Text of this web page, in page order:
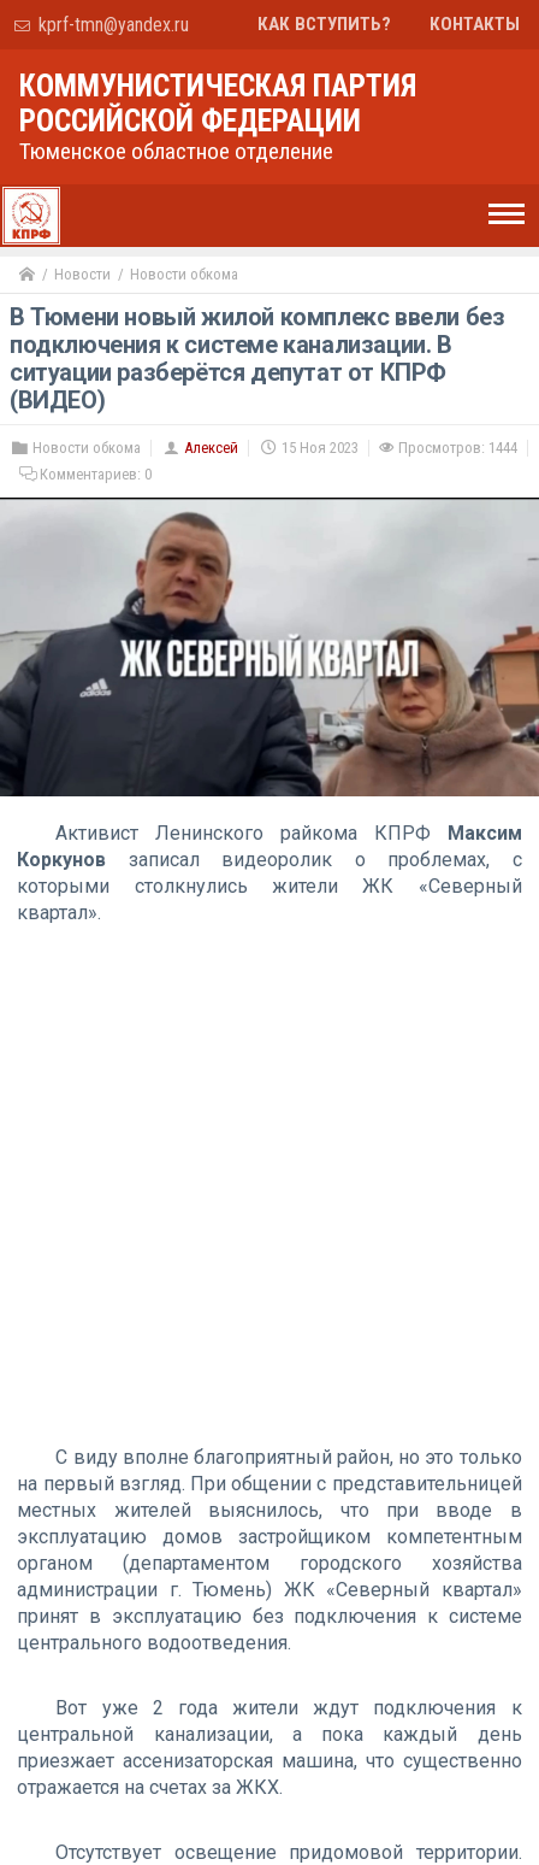
kprf-tmn@yandex.ru КАК ВСТУПИТЬ? КОНТАКТЫ
КОММУНИСТИЧЕСКАЯ ПАРТИЯ
РОССИЙСКОЙ ФЕДЕРАЦИИ
Тюменское областное отделение
Новости Новости обкома
В Тюмени новый жилой комплекс ввели без
подключения к системе канализации. В
ситуации разберётся депутат от КПРФ
(ВИДЕО)
Новости обкома Алексей 15 Ноя 2023
Просмотров: 1444
Комментариев: 0
Активист Ленинского райкома КПРФ Максим
Коркунов записал видеоролик о проблемах, с
которыми столкнулись жители ЖК «Северный
квартал».
С виду вполне благоприятный район, но это только
на первый взгляд. При общении с представительницей
местных жителей выяснилось, что при вводе в
эксплуатацию домов застройщиком компетентным
органом (департаментом городского хозяйства
администрации г. Тюмень) ЖК «Северный квартал»
принят в эксплуатацию без подключения к системе
центрального водоотведения.
Вот уже 2 года жители ждут подключения к
центральной канализации, а пока каждый день
приезжает ассенизаторская машина, что существенно
отражается на счетах за ЖКХ.
Отсутствует освещение придомовой территории.